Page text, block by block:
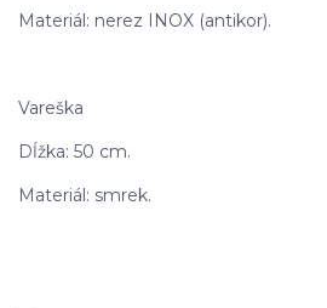
Materiál: nerez INOX (antikor).
Vareška
Dĺžka: 50 cm.
Materiál: smrek.